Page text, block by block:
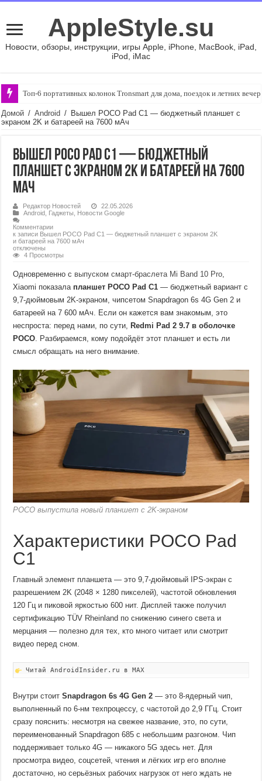
AppleStyle.su
Новости, обзоры, инструкции, игры Apple, iPhone, MacBook, iPad,
iPod, iMac
Топ-6 портативных колонок Tronsmart для дома, поездок и летних
Домой / Android / Вышел POCO Pad C1 — бюджетный планшет с
экраном 2K и батареей на 7600 мАч
Вышел POCO Pad C1 — бюджетный
планшет с экраном 2K и батареей на 7600
мАч
Редактор Новостей
22.05.2026
Android Гаджеты
Новости Google
Комментарии
к записи Вышел POCO Pad C1 — бюджетный планшет с экраном 2K
и батареей на 7600 мАч
отключены
4 Просмотры
Одновременно с выпуском смарт-браслета Mi Band 10 Pro,
Xiaomi показала планшет POCO Pad C1 — бюджетный вариант с
9,7-дюймовым 2K-экраном, чипсетом Snapdragon 6s 4G Gen 2 и
батареей на 7 600 мАч. Если он кажется вам знакомым, это
неспроста: перед нами, по сути, Redmi Pad 2 9.7 в оболочке
POCO. Разбираемся, кому подойдёт этот планшет и есть ли
смысл обращать на него внимание.
POCO выпустила новый планшет с 2K-экраном
Характеристики POCO Pad
C1
Главный элемент планшета — это 9,7-дюймовый IPS-экран с
разрешением 2K (2048 × 1280 пикселей), частотой обновления
120 Гц и пиковой яркостью 600 нит. Дисплей также получил
сертификацию TÜV Rheinland по снижению синего света и
мерцания — полезно для тех, кто много читает или смотрит
видео перед сном.
Читай AndroidInsider.ru в MAX
Внутри стоитSnapdragon 6s 4G Gen 2 — это 8-ядерный чип,
выполненный по 6-нм техпроцессу, с частотой до 2,9 ГГц. Стоит
сразу пояснить: несмотря на свежее название, это, по сути,
переименованный Snapdragon 685 с небольшим разгоном. Чип
поддерживает только 4G — никакого 5G здесь нет. Для
просмотра видео, соцсетей, чтения и лёгких игр его вполне
достаточно, но серьёзных рабочих нагрузок от него ждать не